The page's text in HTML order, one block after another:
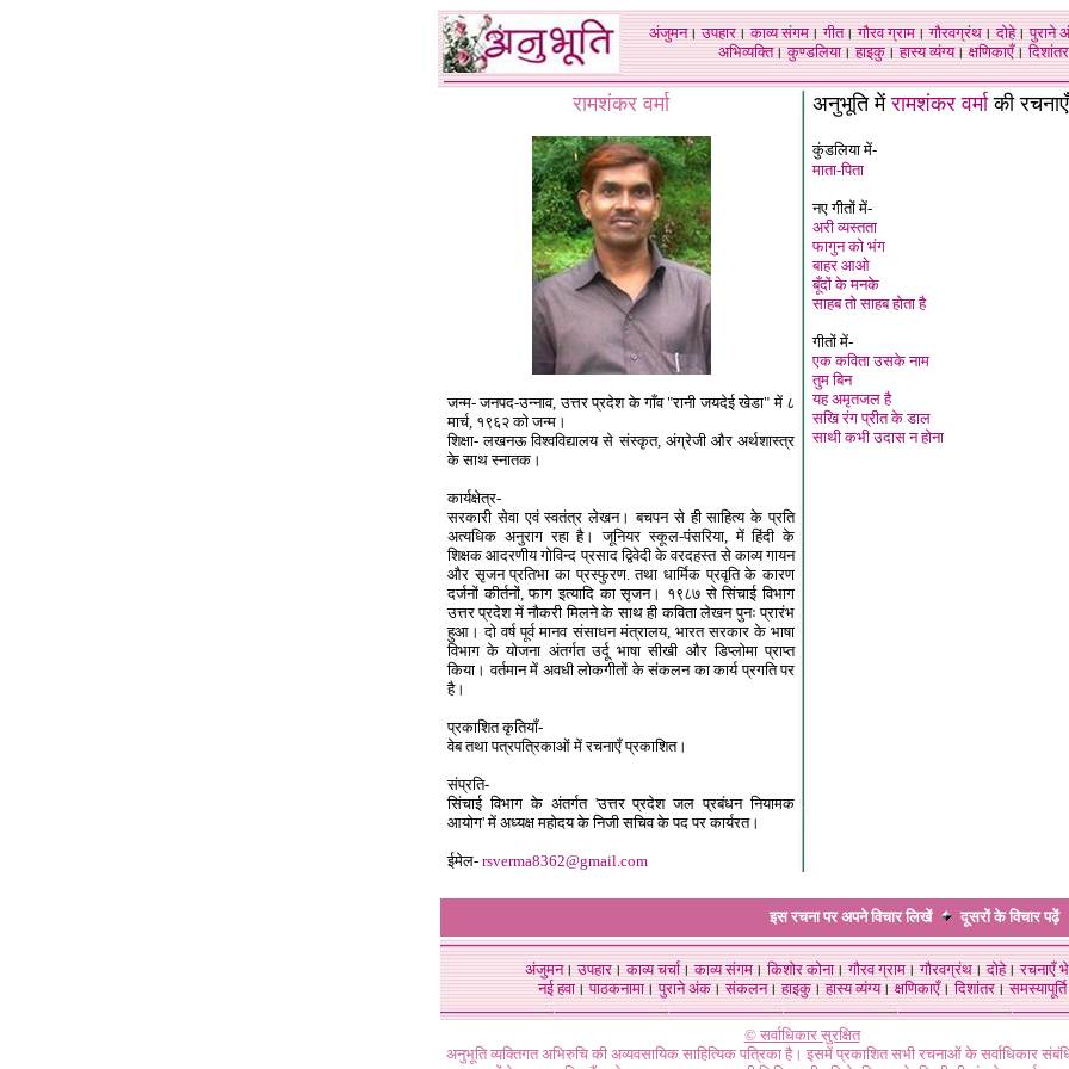
अंजुमन।उपहार।काव्य संगम।गीत।गौरव ग्राम।गौरवग्रंथ।दोहे।पुराने
अभिव्यक्ति।कुण्डलिया।हाइकु।हास्य व्यंग्य।क्षणिकाएँ।दिशांतर
रामशंकर वर्मा
जन्म- जनपद-उन्नाव, उत्तर प्रदेश के गाँव "रानी जयदेई खेडा" में ८
मार्च, १९६२ को जन्म।
शिक्षा- लखनऊ विश्वविद्यालय से संस्कृत, अंग्रेजी और अर्थशास्त्र
के साथ स्नातक।
कार्यक्षेत्र-
सरकारी सेवा एवं स्वतंत्र लेखन। बचपन से ही साहित्य के प्रति
अत्यधिक अनुराग रहा है। जूनियर स्कूल-पंसरिया, में हिंदी के
शिक्षक आदरणीय गोविन्द प्रसाद द्विवेदी के वरदहस्त से काव्य गायन
और सृजन प्रतिभा का प्रस्फुरण. तथा धार्मिक प्रवृति के कारण
दर्जनों कीर्तनों, फाग इत्यादि का सृजन। १९८७ से सिंचाई विभाग
उत्तर प्रदेश में नौकरी मिलने के साथ ही कविता लेखन पुनः प्रारंभ
हुआ। दो वर्ष पूर्व मानव संसाधन मंत्रालय, भारत सरकार के भाषा
विभाग के योजना अंतर्गत उर्दू भाषा सीखी और डिप्लोमा प्राप्त
किया। वर्तमान में अवधी लोकगीतों के संकलन का कार्य प्रगति पर
है।
प्रकाशित कृतियाँ-
वेब तथा पत्रपत्रिकाओं में रचनाएँ प्रकाशित।
संप्रति-
सिंचाई विभाग के अंतर्गत 'उत्तर प्रदेश जल प्रबंधन नियामक
आयोग' में अध्यक्ष महोदय के निजी सचिव के पद पर कार्यरत।
ईमेल- rsverma8362@gmail.com
अनुभूति मेंरामशंकर वर्माकी
कुंडलिया में-
माता-पिता
नए गीतों में-
अरी व्यस्तता
फागुन को भंग
बाहर आओ
बूँदों के मनके
साहब तो साहब होता है
गीतों में-
एक कविता उसके नाम
तुम बिन
यह अमृतजल है
सखि रंग प्रीत के डाल
साथी कभी उदास न होना
इस रचना पर अपने विचार लिखें दूसरों के विचारपढ़ें
अंजुमन।उपहार।काव्य चर्चा।काव्य संगम।किशोर कोना।गौरव ग्राम।गौरवग्रंथ।दोहे।रचनाएँ
नई हवा। पाठकनामा। पुराने अंक। संकलन। हाइकु। हास्य व्यंग्य। क्षणिकाएँ। दिशांतर। समस्यापूर्ति
© सर्वाधिकार सुरक्षित
अनुभूति व्यक्तिगत अभिरुचि की अव्यवसायिक साहित्यिक पत्रिका है। इसमें प्रकाशित सभी रचनाओं के सर्वाधिकार